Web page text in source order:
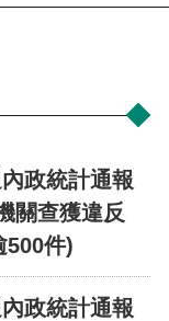
政統計通報
關查獲違反
500件)
政統計通報